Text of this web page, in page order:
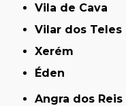
Vila de Cava
Vilar dos Teles
Xerém
Éden
Angra dos Reis